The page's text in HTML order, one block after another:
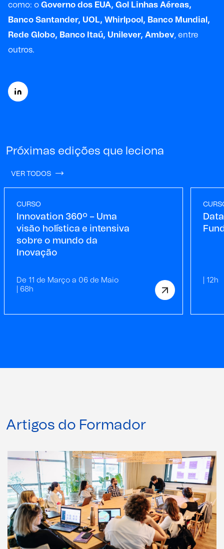
como: o Governo dos EUA, Gol Linhas Aéreas,
Banco Santander, UOL, Whirlpool, Banco Mundial,
Rede Globo, Banco Itaú, Unilever, Ambev, entre
outros.
Próximas edições que leciona
VER TODOS
CURSO
Innovation 360º – Uma
visão holística e intensiva
sobre o mundo da
Inovação
De 11 de Março a 06 de Maio
| 68h
| 12h
Artigos do Formador